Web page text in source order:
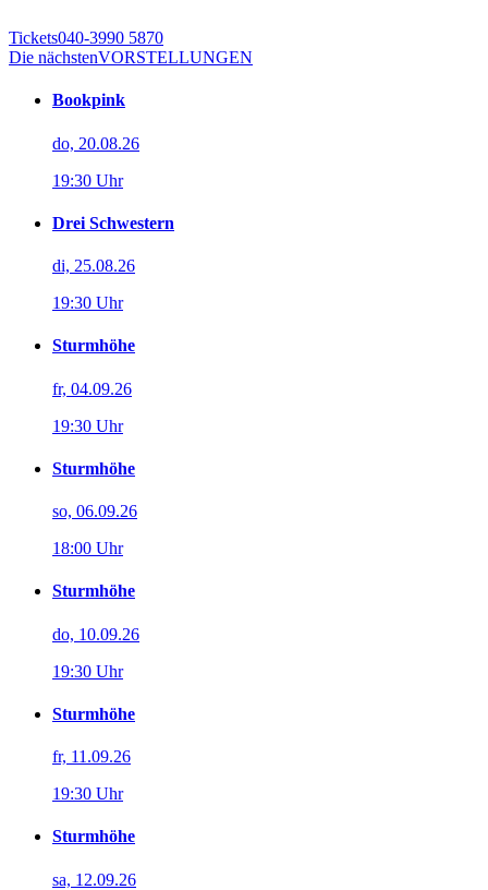
Tickets040-3990 5870
Die nächstenVORSTELLUNGEN
Bookpink
do, 20.08.26
19:30 Uhr
Drei Schwestern
di, 25.08.26
19:30 Uhr
Sturmhöhe
fr, 04.09.26
19:30 Uhr
Sturmhöhe
so, 06.09.26
18:00 Uhr
Sturmhöhe
do, 10.09.26
19:30 Uhr
Sturmhöhe
fr, 11.09.26
19:30 Uhr
Sturmhöhe
sa, 12.09.26